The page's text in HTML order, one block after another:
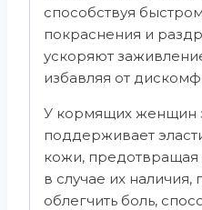
способствуя
покраснения и
ускоряют
избавляя от
У кормящих женщин
поддерживает
кожи,
в случае их наличия,
облегчить боль,